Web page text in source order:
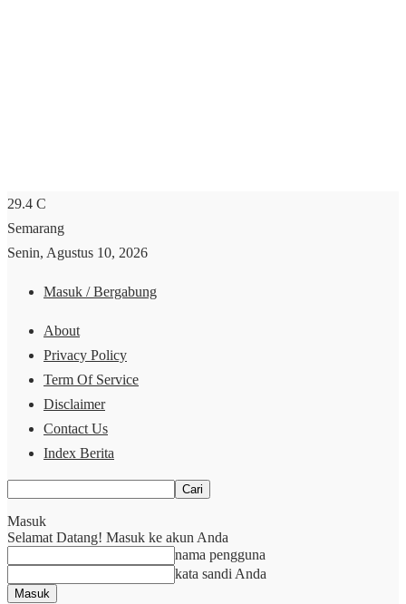
29.4 C
Semarang
Senin, Agustus 10, 2026
Masuk / Bergabung
About
Privacy Policy
Term Of Service
Disclaimer
Contact Us
Index Berita
Masuk
Selamat Datang! Masuk ke akun Anda
nama pengguna
kata sandi Anda